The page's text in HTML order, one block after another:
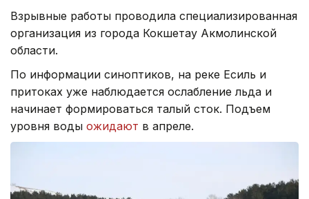
Взрывные работы проводила специализированная
организация из города Кокшетау Акмолинской
области.
По информации синоптиков, на реке Есиль и
притоках уже наблюдается ослабление льда и
начинает формироваться талый сток. Подъем
уровня воды ожидают в апреле.